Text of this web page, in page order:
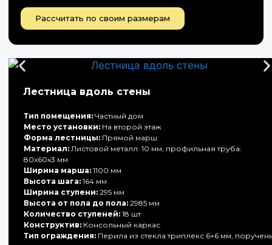
Рассчитать по своим размерам
Лестница вдоль стены
Тип помещения: Частный дом
Место установки: На второй этаж
Форма лестницы: Прямой марш
Материал: Листовой металл: 10 мм, профильная труба:
80х60х3 мм
Ширина марша: 1100 мм
Высота шага: 164 мм
Ширина ступени: 295 мм
Высота от пола до пола: 2985 мм
Количество ступеней: 18 шт
Конструктив: Консольный каркас
Тип ограждения: Перила из стекла триплекс 6+6 мм, поручень